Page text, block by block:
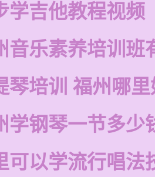
学吉他教程视频
音乐素养培训班
琴培训 福州哪
学钢琴一节多少
可以学流行唱法